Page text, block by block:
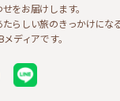
をお届けします。
らしい旅のきっかけにな
ディアです。